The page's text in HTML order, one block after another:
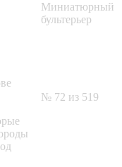
Миниатюрный
бультерьер
№ 72 из 519